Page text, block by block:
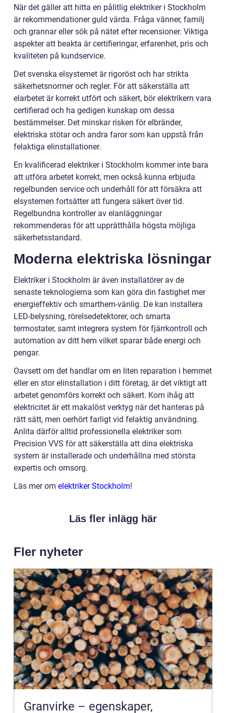
När det gäller att hitta en pålitlig elektriker i Stockholm
är rekommendationer guld värda. Fråga vänner, familj
och grannar eller sök på nätet efter recensioner. Viktiga
aspekter att beakta är certifieringar, erfarenhet, pris och
kvaliteten på kundservice.
Det svenska elsystemet är rigoröst och har strikta
säkerhetsnormer och regler. För att säkerställa att
elarbetet är korrekt utfört och säkert, bör elektrikern vara
certifierad och ha gedigen kunskap om dessa
bestämmelser. Det minskar risken för elbränder,
elektriska stötar och andra faror som kan uppstå från
felaktiga elinstallationer.
En kvalificerad elektriker i Stockholm kommer inte bara
att utföra arbetet korrekt, men också kunna erbjuda
regelbunden service och underhåll för att försäkra att
elsystemen fortsätter att fungera säkert över tid.
Regelbundna kontroller av elanläggningar
rekommenderas för att upprätthålla högsta möjliga
säkerhetsstandard.
Moderna elektriska lösningar
Elektriker i Stockholm är även installatörer av de
senaste teknologierna som kan göra din fastighet mer
energieffektiv och smarthem-vänlig. De kan installera
LED-belysning, rörelsedetektorer, och smarta
termostater, samt integrera system för fjärrkontroll och
automation av ditt hem vilket sparar både energi och
pengar.
Oavsett om det handlar om en liten reparation i hemmet
eller en stor elinstallation i ditt företag, är det viktigt att
arbetet genomförs korrekt och säkert. Kom ihåg att
elektricitet är ett makalöst verktyg när det hanteras på
rätt sätt, men oerhört farligt vid felaktig användning.
Anlita därför alltid professionella elektriker som
Precision VVS för att säkerställa att dina elektriska
system är installerade och underhållna med största
expertis och omsorg.
Läs mer om elektriker Stockholm!
Läs fler inlägg här
Fler nyheter
Granvirke – egenskaper,